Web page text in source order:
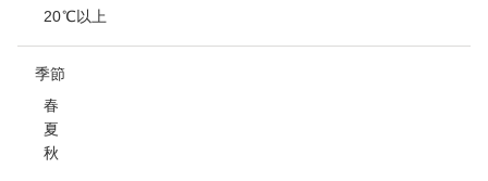
20℃以上
季節
春
夏
秋